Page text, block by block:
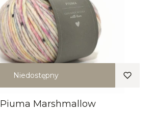
Niedostępny
Piuma Marshmallow